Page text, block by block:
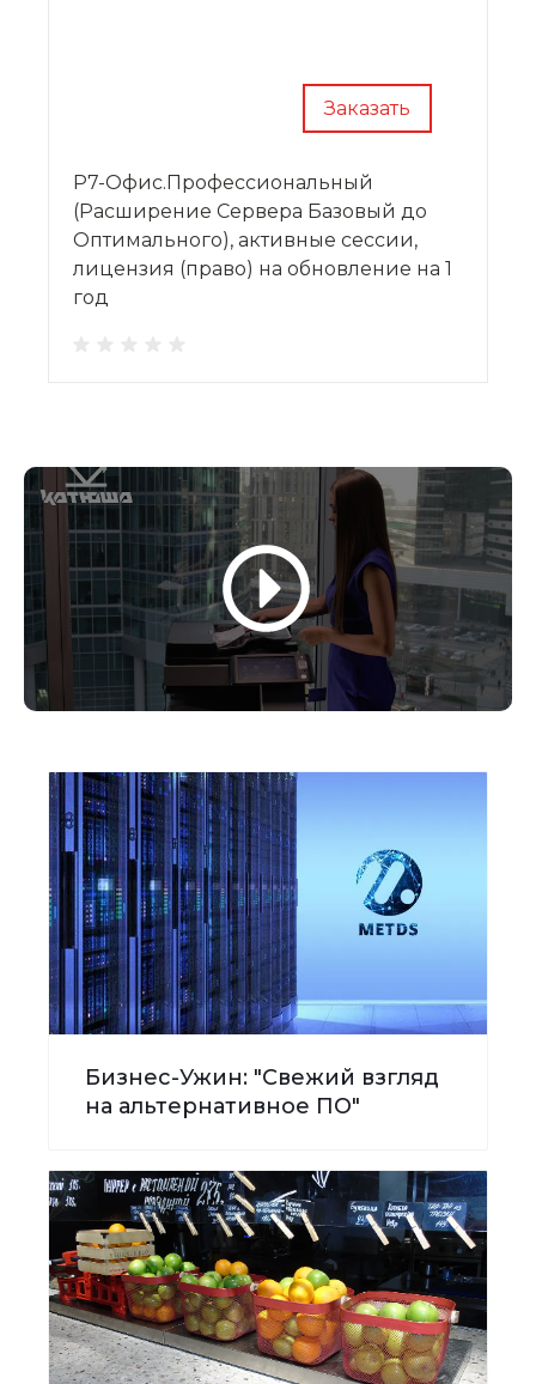
Заказать
Р7-Офис.Профессиональный
(Расширение Сервера Базовый до
Оптимального), активные сессии,
лицензия (право) на обновление на 1
год
Бизнес-Ужин: "Свежий взгляд
на альтернативное ПО"